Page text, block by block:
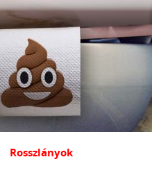
Rosszlányok